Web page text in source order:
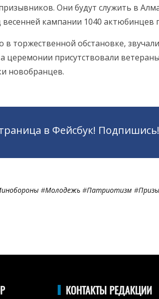
Они будут служить в
кампании 1040 актюбинцев
торжественной обстановке,
церемонии присутствовали
новобранцев.
в Фейсбук! Подпишись!
#Молодежь #Патриотизм #
КОНТАКТЫ РЕДАКЦИИ